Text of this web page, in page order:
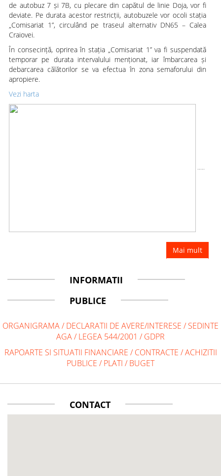
de autobuz 7 și 7B, cu plecare din capătul de linie Doja, vor fi
deviate. Pe durata acestor restricții, autobuzele vor ocoli stația
„Comisariat 1”, circulând pe traseul alternativ DN65 – Calea
Craiovei.
În consecință, oprirea în stația „Comisariat 1” va fi suspendată
temporar pe durata intervalului menționat, iar îmbarcarea și
debarcarea călătorilor se va efectua în zona semaforului din
apropiere.
Vezi harta
.....
Mai mult
INFORMATII
PUBLICE
ORGANIGRAMA/DECLARATII DE AVERE/INTERESE /SEDINTE
AGA/LEGEA 544/2001 /GDPR
RAPOARTE SI SITUATII FINANCIARE /CONTRACTE /ACHIZITII
PUBLICE /PLATI /BUGET
CONTACT